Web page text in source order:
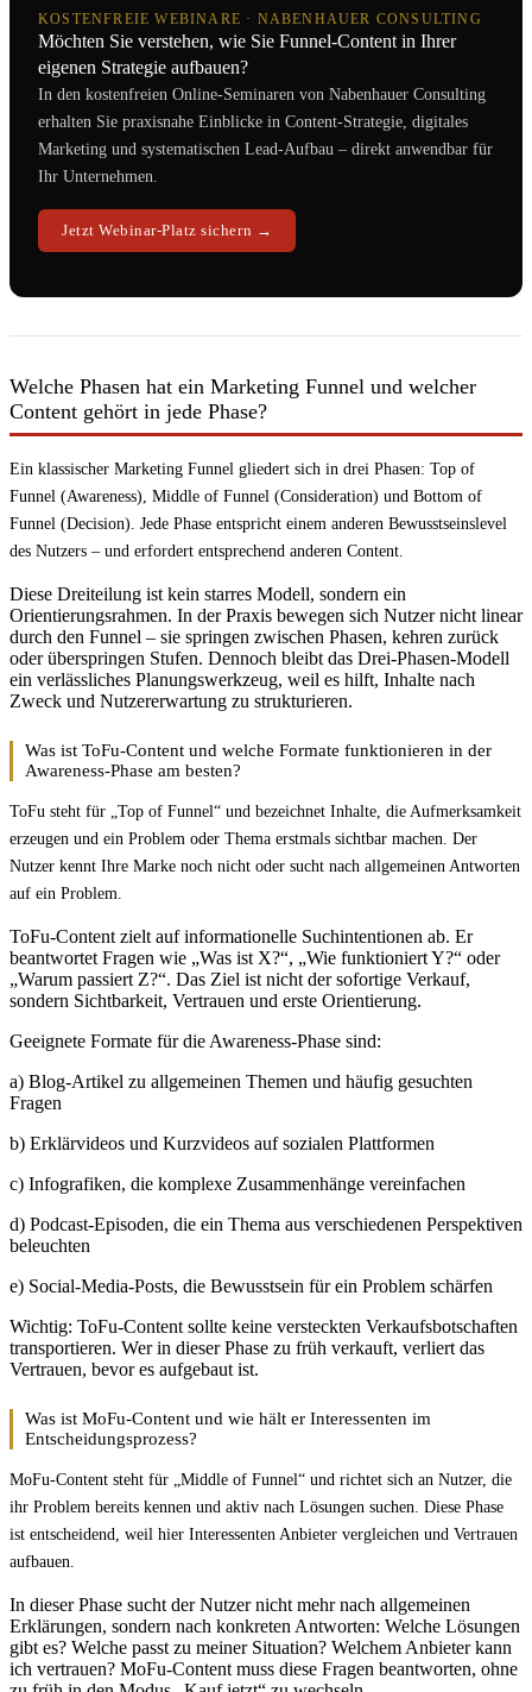
KOSTENFREIE WEBINARE · NABENHAUER CONSULTING
Möchten Sie verstehen, wie Sie Funnel-Content in Ihrer
eigenen Strategie aufbauen?
In den kostenfreien Online-Seminaren von Nabenhauer Consulting
erhalten Sie praxisnahe Einblicke in Content-Strategie, digitales
Marketing und systematischen Lead-Aufbau – direkt anwendbar für
Ihr Unternehmen.
Jetzt Webinar-Platz sichern →
Welche Phasen hat ein Marketing Funnel und welcher
Content gehört in jede Phase?
Ein klassischer Marketing Funnel gliedert sich in drei Phasen: Top of
Funnel (Awareness), Middle of Funnel (Consideration) und Bottom of
Funnel (Decision). Jede Phase entspricht einem anderen Bewusstseinslevel
des Nutzers – und erfordert entsprechend anderen Content.
Diese Dreiteilung ist kein starres Modell, sondern ein
Orientierungsrahmen. In der Praxis bewegen sich Nutzer nicht linear
durch den Funnel – sie springen zwischen Phasen, kehren zurück
oder überspringen Stufen. Dennoch bleibt das Drei-Phasen-Modell
ein verlässliches Planungswerkzeug, weil es hilft, Inhalte nach
Zweck und Nutzererwartung zu strukturieren.
Was ist ToFu-Content und welche Formate funktionieren in der
Awareness-Phase am besten?
ToFu steht für „Top of Funnel“ und bezeichnet Inhalte, die Aufmerksamkeit
erzeugen und ein Problem oder Thema erstmals sichtbar machen. Der
Nutzer kennt Ihre Marke noch nicht oder sucht nach allgemeinen Antworten
auf ein Problem.
ToFu-Content zielt auf informationelle Suchintentionen ab. Er
beantwortet Fragen wie „Was ist X?“, „Wie funktioniert Y?“ oder
„Warum passiert Z?“. Das Ziel ist nicht der sofortige Verkauf,
sondern Sichtbarkeit, Vertrauen und erste Orientierung.
Geeignete Formate für die Awareness-Phase sind:
a) Blog-Artikel zu allgemeinen Themen und häufig gesuchten
Fragen
b) Erklärvideos und Kurzvideos auf sozialen Plattformen
c) Infografiken, die komplexe Zusammenhänge vereinfachen
d) Podcast-Episoden, die ein Thema aus verschiedenen Perspektiven
beleuchten
e) Social-Media-Posts, die Bewusstsein für ein Problem schärfen
Wichtig: ToFu-Content sollte keine versteckten Verkaufsbotschaften
transportieren. Wer in dieser Phase zu früh verkauft, verliert das
Vertrauen, bevor es aufgebaut ist.
Was ist MoFu-Content und wie hält er Interessenten im
Entscheidungsprozess?
MoFu-Content steht für „Middle of Funnel“ und richtet sich an Nutzer, die
ihr Problem bereits kennen und aktiv nach Lösungen suchen. Diese Phase
ist entscheidend, weil hier Interessenten Anbieter vergleichen und Vertrauen
aufbauen.
In dieser Phase sucht der Nutzer nicht mehr nach allgemeinen
Erklärungen, sondern nach konkreten Antworten: Welche Lösungen
gibt es? Welche passt zu meiner Situation? Welchem Anbieter kann
ich vertrauen? MoFu-Content muss diese Fragen beantworten, ohne